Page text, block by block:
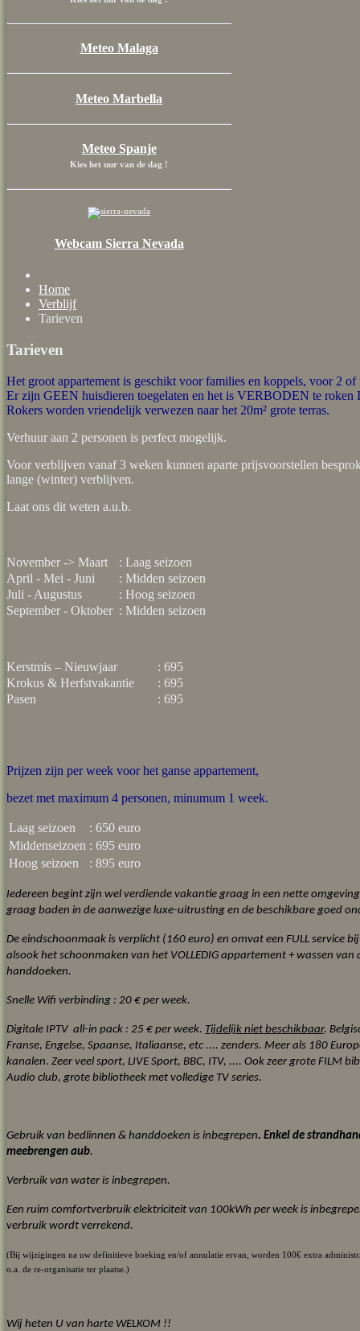
Meteo Malaga
Meteo Marbella
Meteo Spanje
Kies het uur van de dag !
Webcam Sierra Nevada
Home
Verblijf
Tarieven
Tarieven
Het groot appartement is geschikt voor families en koppels, voor 2 of
Er zijn GEEN huisdieren toegelaten en het is VERBODEN te roken
Rokers worden vriendelijk verwezen naar het 20m² grote terras.
Verhuur aan 2 personen is perfect mogelijk.
Voor verblijven vanaf 3 weken kunnen aparte prijsvoorstellen
lange (winter) verblijven.
Laat ons dit weten a.u.b.
November -> Maart
: Laag seizoen
April - Mei - Juni
: Midden seizoen
Juli - Augustus
: Hoog seizoen
September - Oktober : Midden seizoen
Kerstmis – Nieuwjaar
: 695
Krokus & Herfstvakantie
: 695
Pasen
: 695
Prijzen zijn per week voor het ganse appartement,
bezet met maximum 4 personen, minumum 1 week.
Laag seizoen
: 650 euro
Middenseizoen : 695 euro
Hoog seizoen
: 895 euro
Iedereen begint zijn wel verdiende vakantie graag in een nette
graag baden in de aanwezige luxe-uitrusting en de beschikbare goed
De eindschoonmaak is verplicht (160 euro) en omvat een FULL service
alsook het schoonmaken van het VOLLEDIG appartement + wassen
handdoeken.
Snelle Wifi verbinding : 20 € per week.
Digitale IPTV all-in pack : 25 € per week. Tijdelijk niet beschikbaar.
Franse, Engelse, Spaanse, Italiaanse, etc .... zenders. Meer als 180
kanalen. Zeer veel sport, LIVE Sport, BBC, ITV, .... Ook zeer grote FILM
Audio club, grote bibliotheek met volledige TV series.
Gebruik van bedlinnen & handdoeken is inbegrepen. Enkel de
meebrengen aub.
Verbruik van water is inbegrepen.
Een ruim comfortverbruik elektriciteit van 100kWh per week is
verbruik wordt verrekend.
(Bij wijzigingen na uw definitieve boeking en/of annulatie ervan, worden 100€ extra
o.a. de re-organisatie ter plaatse.)
Wij heten U van harte WELKOM !!